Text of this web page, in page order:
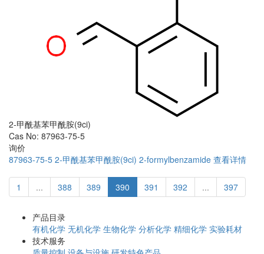
2-甲酰基苯甲酰胺(9ci)
Cas No: 87963-75-5
询价
87963-75-5 2-甲酰基苯甲酰胺(9ci) 2-formylbenzamide 查看详情
1 ... 388 389 390 391 392 ... 397
产品目录
有机化学 无机化学 生物化学 分析化学 精细化学 实验耗材
技术服务